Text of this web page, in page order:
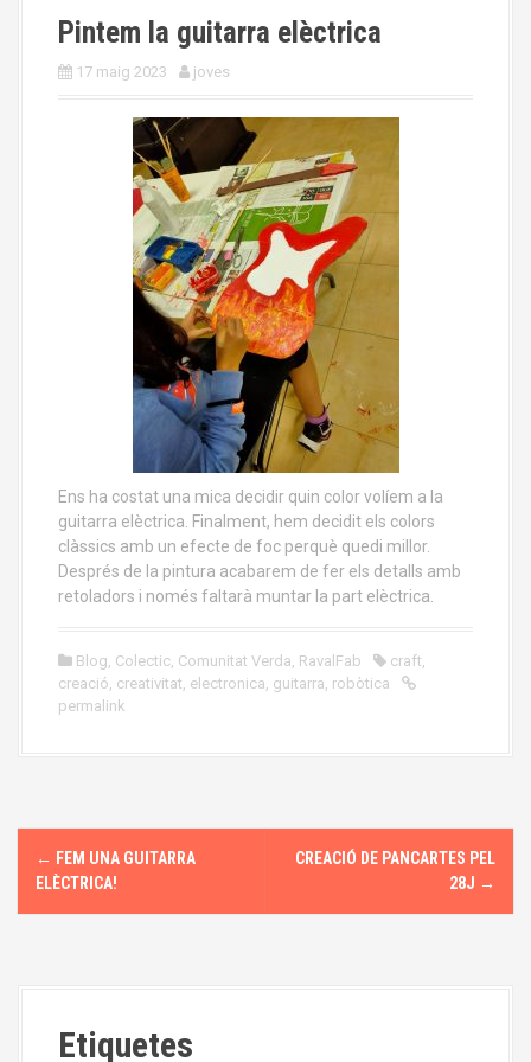
Pintem la guitarra elèctrica
17 maig 2023 joves
Ens ha costat una mica decidir quin color volíem a la
guitarra elèctrica. Finalment, hem decidit els colors
clàssics amb un efecte de foc perquè quedi millor.
Després de la pintura acabarem de fer els detalls amb
retoladors i només faltarà muntar la part elèctrica.
Blog Colectic Comunitat Verda RavalFab craft
creació creativitat electronica guitarra robòtica
permalink
P← FEM UNA GUITARRA
ELÈCTRICA!
CREACIÓ DE PANCARTES PEL
28J →
Etiquetes